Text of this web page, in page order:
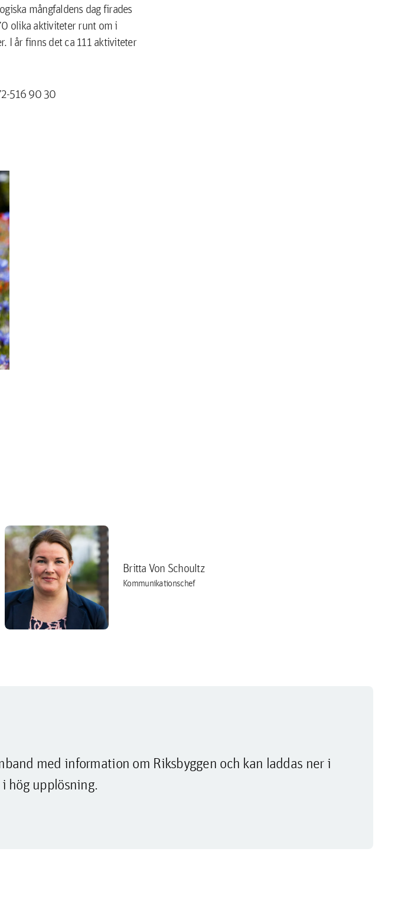
mångfaldens dag firades
olika aktiviteter runt om i
I år finns det ca 111 aktiviteter
516 90 30
Britta Von Schoultz
Kommunikationschef
med information om Riksbyggen och kan laddas ner i
hög upplösning.